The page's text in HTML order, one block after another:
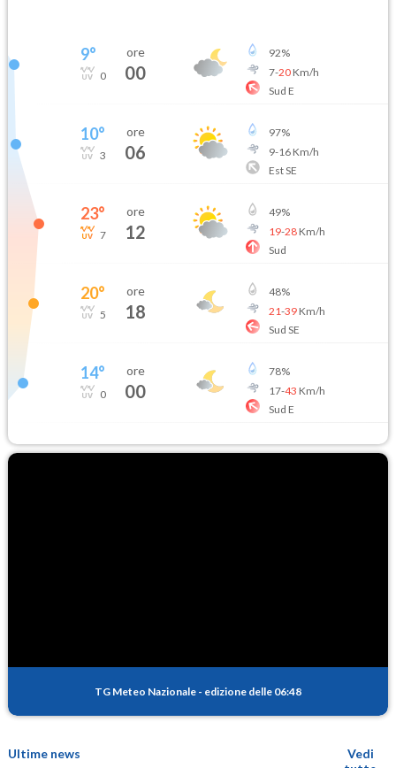
9°
0
ore
00
92%
7-20Km/h
Sud E
10°
3
ore
06
97%
9-16Km/h
Est SE
23°
7
ore
12
49%
19-28Km/h
Sud
20°
5
ore
18
48%
21-39Km/h
Sud SE
14°
0
ore
00
78%
17-43 Km/h
Sud E
TG Meteo Nazionale - edizione delle 06:48
Ultime news
Vedi